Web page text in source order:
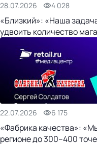
28.07.2026 4 028
«Близкий»: «Наша
удвоить количество
22.07.2026 6 175
«Фабрика качества»:
регионе до 300–400